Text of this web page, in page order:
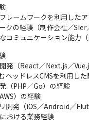
トの開発・整備
ート】
でのお問い合わせの対応
対応
時調査や開発チームとの連
やヘルプサイトの整備
更時のサポート観点でのレ
セス】
顧客への導入支援／導入後
フィードバック
チャーン防止の取り組み
レームワークを利用した
クの経験（制作会社／
コミュニケーション能力（
発（React／Next.js／
ヘッドレスCMSを利用し
（PHP／Go）の経験
）の経験
開発（iOS／Android／
おける業務経験